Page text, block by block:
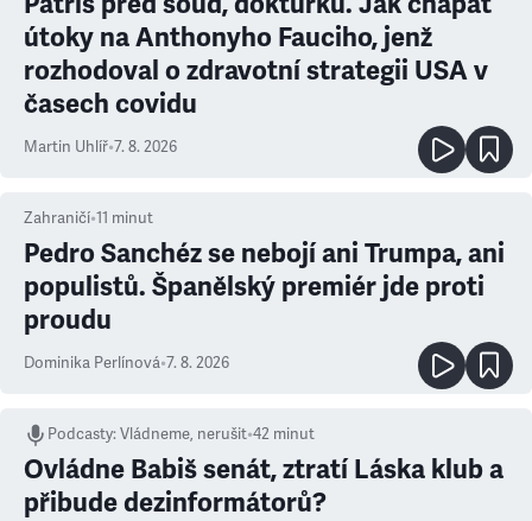
útoky na Anthonyho Fauciho, jenž
rozhodoval o zdravotní strategii USA v
časech covidu
Martin Uhlíř•7. 8. 2026
Zahraničí•11 minut
Pedro Sanchéz se nebojí ani Trumpa, ani
populistů. Španělský premiér jde proti
proudu
Dominika Perlínová•7. 8. 2026
Podcasty:Vládneme, nerušit•42 minut
Ovládne Babiš senát, ztratí Láska klub a
přibude dezinformátorů?